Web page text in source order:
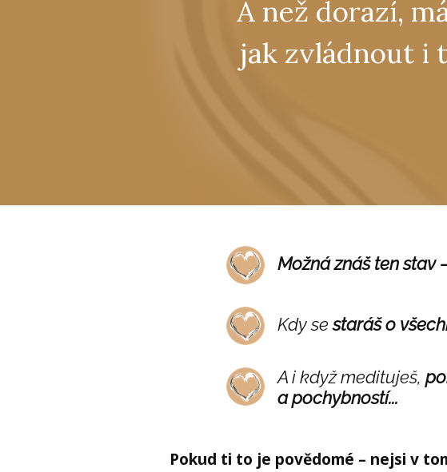
A než dorazí,
jak zvládnout i
Možná znáš ten stav
Kdy sestaráš o
A i když medituješ,
a pochybností...
Pokud ti to je povědomé – nejsi v